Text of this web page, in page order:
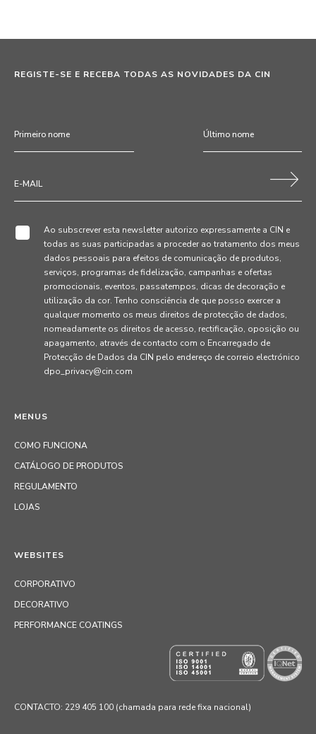
MENUS
COMO FUNCIONA
CATÁLOGO DE PRODUTOS
REGULAMENTO
LOJAS
REGISTE-SE E RECEBA TODAS AS NOVIDADES DA CIN
Ao subscrever esta newsletter autorizo expressamente a CIN e
todas as suas participadas a proceder ao tratamento dos meus
dados pessoais para efeitos de comunicação de produtos,
serviços, programas de fidelização, campanhas e ofertas
promocionais, eventos, passatempos, dicas de decoração e
utilização da cor. Tenho consciência de que posso exercer a
qualquer momento os meus direitos de protecção de dados,
nomeadamente os direitos de acesso, rectificação, oposição ou
apagamento, através de contacto com o Encarregado de
Protecção de Dados da CIN pelo endereço de correio electrónico
dpo_privacy@cin.com
WEBSITES
CORPORATIVO
DECORATIVO
PERFORMANCE COATINGS
CONTACTO: 229 405 100 (chamada para rede fixa nacional)